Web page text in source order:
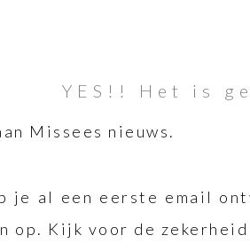
YES!! Het is
Missees nieuws.
je al een eerste email
op. Kijk voor de